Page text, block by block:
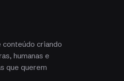
conteúdo criando
humanas e
que querem